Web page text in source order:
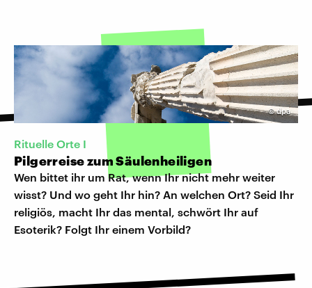
©dpa
Rituelle Orte I
Pilgerreise zum Säulenheiligen
Wen bittet ihr um Rat, wenn Ihr nicht mehr weiter
wisst? Und wo geht Ihr hin? An welchen Ort? Seid Ihr
religiös, macht Ihr das mental, schwört Ihr auf
Esoterik? Folgt Ihr einem Vorbild?